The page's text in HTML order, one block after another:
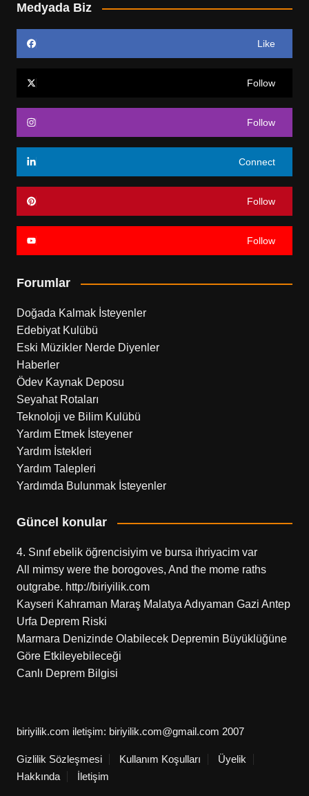
Medyada Biz
Like
Follow
Follow
Connect
Follow
Follow
Forumlar
Doğada Kalmak İsteyenler
Edebiyat Kulübü
Eski Müzikler Nerde Diyenler
Haberler
Ödev Kaynak Deposu
Seyahat Rotaları
Teknoloji ve Bilim Kulübü
Yardım Etmek İsteyener
Yardım İstekleri
Yardım Talepleri
Yardımda Bulunmak İsteyenler
Güncel konular
4. Sınıf ebelik öğrencisiyim ve bursa ihriyacim var
All mimsy were the borogoves, And the mome raths
outgrabe. http://biriyilik.com
Kayseri Kahraman Maraş Malatya Adıyaman Gazi Antep
Urfa Deprem Riski
Marmara Denizinde Olabilecek Depremin Büyüklüğüne
Göre Etkileyebileceği
Canlı Deprem Bilgisi
biriyilik.com iletişim: biriyilik.com@gmail.com 2007
Gizlilik Sözleşmesi Kullanım Koşulları
Üyelik
Hakkında
İletişim